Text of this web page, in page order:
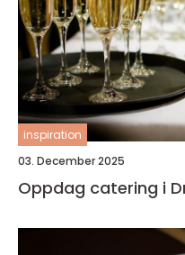
inspiration
03. December 2025
Oppdag catering i